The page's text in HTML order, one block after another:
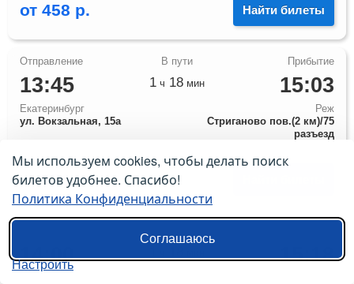
от 458 р. Найти билеты
13:45
Екатеринбург
ул. Вокзальная, 15а
15:03
Реж
Стриганово пов.(2 км)/75
разъезд
1 ч 18 мин
от470 р.
14:00 15:18
Мы используем cookies, чтобы делать поиск
билетов удобнее. Спасибо!
Политика Конфиденциальности
Соглашаюсь
Настроить